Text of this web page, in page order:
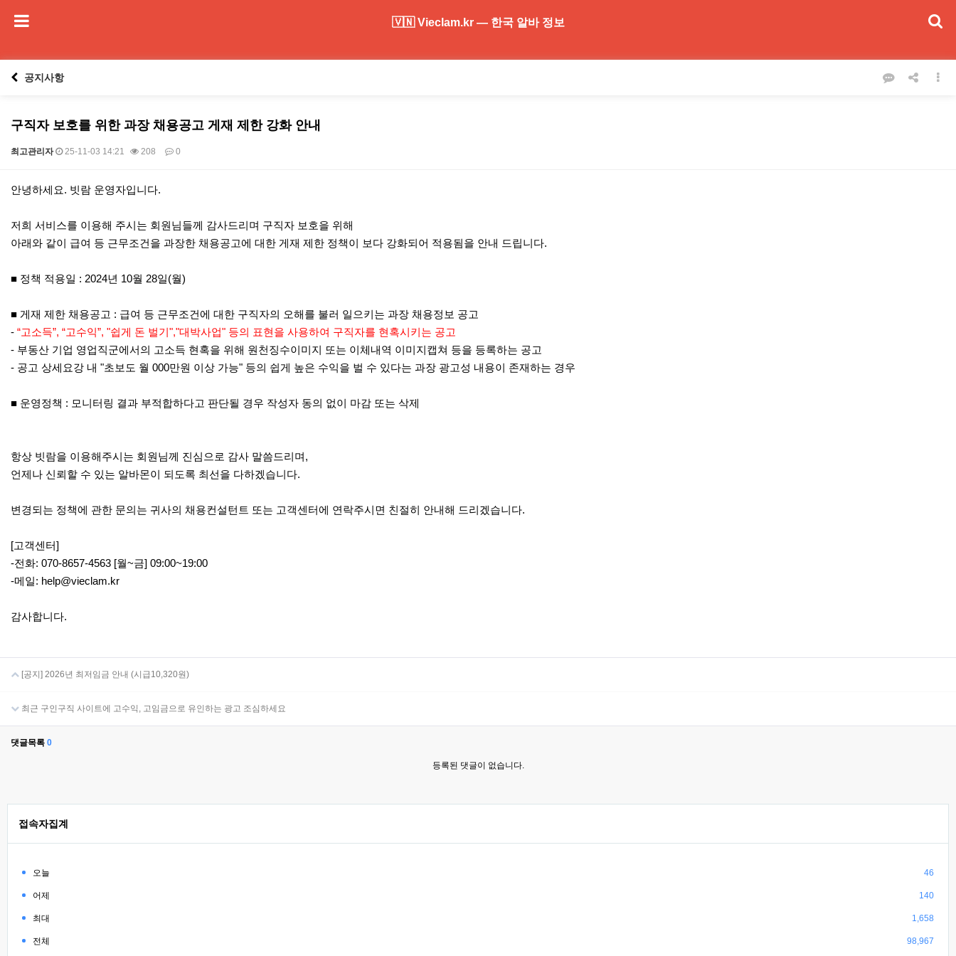
🇻🇳 Vieclam.kr — 한국 알바 정보
공지사항
구직자 보호를 위한 과장 채용공고 게재 제한 강화 안내
최고관리자 25-11-03 14:21 208 0
본문
안녕하세요. 빗람 운영자입니다.
저희 서비스를 이용해 주시는 회원님들께 감사드리며 구직자 보호을 위해
아래와 같이 급여 등 근무조건을 과장한 채용공고에 대한 게재 제한 정책이 보다 강화되어 적용됨을 안내 드립니다.
■ 정책 적용일 : 2024년 10월 28일(월)
■ 게재 제한 채용공고 : 급여 등 근무조건에 대한 구직자의 오해를 불러 일으키는 과장 채용정보 공고
- “고소득”, “고수익”, "쉽게 돈 벌기","대박사업" 등의 표현을 사용하여 구직자를 현혹시키는 공고
- 부동산 기업 영업직군에서의 고소득 현혹을 위해 원천징수이미지 또는 이체내역 이미지캡쳐 등을 등록하는 공고
- 공고 상세요강 내 "초보도 월 000만원 이상 가능" 등의 쉽게 높은 수익을 벌 수 있다는 과장 광고성 내용이 존재하는 경우
■ 운영정책 : 모니터링 결과 부적합하다고 판단될 경우 작성자 동의 없이 마감 또는 삭제
항상 빗람을 이용해주시는 회원님께 진심으로 감사 말씀드리며,
언제나 신뢰할 수 있는 알바몬이 되도록 최선을 다하겠습니다.
변경되는 정책에 관한 문의는 귀사의 채용컨설턴트 또는 고객센터에 연락주시면 친절히 안내해 드리겠습니다.
[고객센터]
-전화: 070-8657-4563 [월~금] 09:00~19:00
-메일: help@vieclam.kr
감사합니다.
[공지] 2026년 최저임금 안내 (시급10,320원)
최근 구인구직 사이트에 고수익, 고임금으로 유인하는 광고 조심하세요
댓글목록 0
등록된 댓글이 없습니다.
접속자집계
오늘 46
어제 140
최대 1,658
전체 98,967